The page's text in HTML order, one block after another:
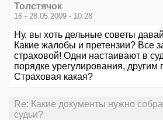
Толстячок
16 - 28.05.2009 - 10:28
Ну, вы хоть дельные советы
Какие жалобы и претензии? Все
страховой! Одни настаивают в
порядке урегулирования, другим
Страховая какая?
Re: Какие документы нужно
судьи?